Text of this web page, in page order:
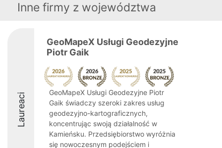
Inne firmy z województwa
Laureaci
GeoMapeX Usługi Geodezyjne
Piotr Gaik
GeoMapeX Usługi Geodezyjne Piotr
Gaik świadczy szeroki zakres usług
geodezyjno-kartograficznych,
koncentrując swoją działalność w
Kamieńsku. Przedsiębiorstwo wyróżnia
się nowoczesnym podejściem i